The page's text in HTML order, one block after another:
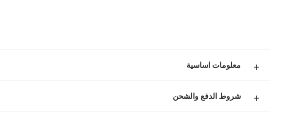
معلومات اساسية
شروط الدفع والشحن